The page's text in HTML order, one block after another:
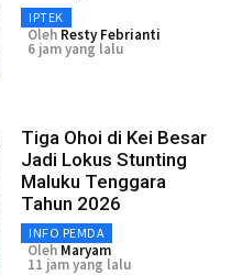
IPTEK
Oleh Resty Febrianti
6 jam yang lalu
Tiga Ohoi di Kei Besar
Jadi Lokus Stunting
Maluku Tenggara
Tahun 2026
INFO PEMDA
Oleh Maryam
11 jam yang lalu